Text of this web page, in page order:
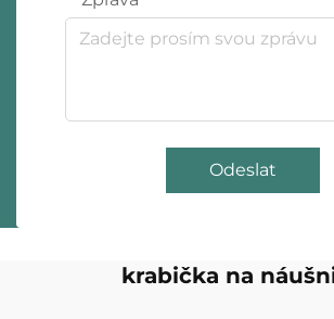
Odeslat
krabička na